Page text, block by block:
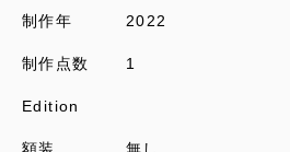
制作年 2022
制作点数 1
Edition